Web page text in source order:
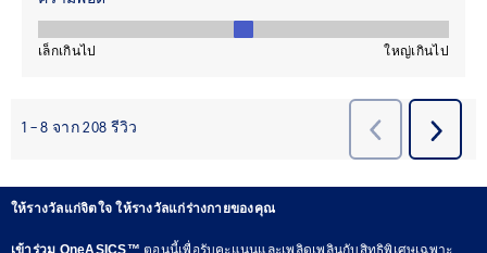
ให้รางวัลแก่จิตใจ ให้รางวัลแก่ร่างกายของคุณ
เข้าร่วม OneASICS™ตอนนี้เพื่อรับคะแนนและเพลิดเพลินกับสิทธิพิเศษเฉพาะ